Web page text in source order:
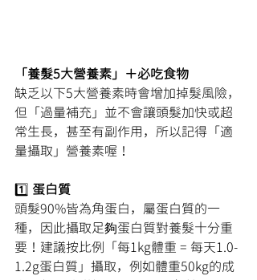
「養髮5大營養素」＋必吃食物
缺乏以下5大營養素時會增加掉髮風險，
但「過量補充」並不會讓頭髮加快或超
常生長，甚至有副作用，所以記得「適
量攝取」營養素喔！
1️⃣ 蛋白質
頭髮90%皆為角蛋白，屬蛋白質的一
種，因此攝取足夠蛋白質對養髮十分重
要！建議按比例「每1kg體重 = 每天1.0-
1.2g蛋白質」攝取，例如體重50kg的成